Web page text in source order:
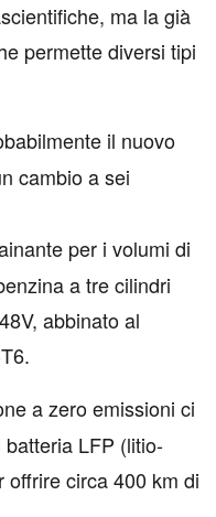
ma la già
permette diversi tipi
il nuovo
cambio a sei
per i volumi di
a tre cilindri
abbinato al
a zero emissioni ci
LFP (litio-
circa 400 km di